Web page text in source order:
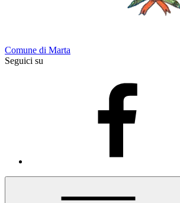
Comune di Marta
Seguici su